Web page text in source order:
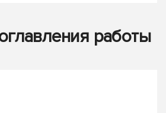
работы